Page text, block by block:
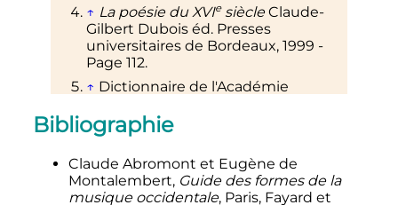
↑ La poésie du XVIe siècleClaude-
Gilbert Dubois éd. Presses
universitaires de Bordeaux, 1999 -
Page 112.
↑ Dictionnaire de l'Académie
↑Fernandez, Marie-Henriette,
Le « répons bref » — les « preces
du Graduel de Saint-Yrieix »,Cahiers
de Civilisation Médiévale , Persée -
Bibliographie
Claude Abromont et Eugène de
Montalembert, Guide des formes de la
musique occidentale, Paris, Fayard et